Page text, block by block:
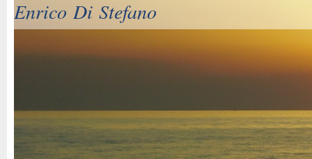
Enrico Di Stefano